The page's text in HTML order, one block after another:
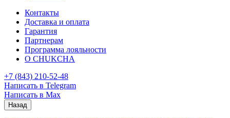
Контакты
Доставка и оплата
Гарантия
Партнерам
Программа лояльности
О CHUKCHA
+7 (843) 210-52-48
Написать в Telegram
Написать в Max
Назад